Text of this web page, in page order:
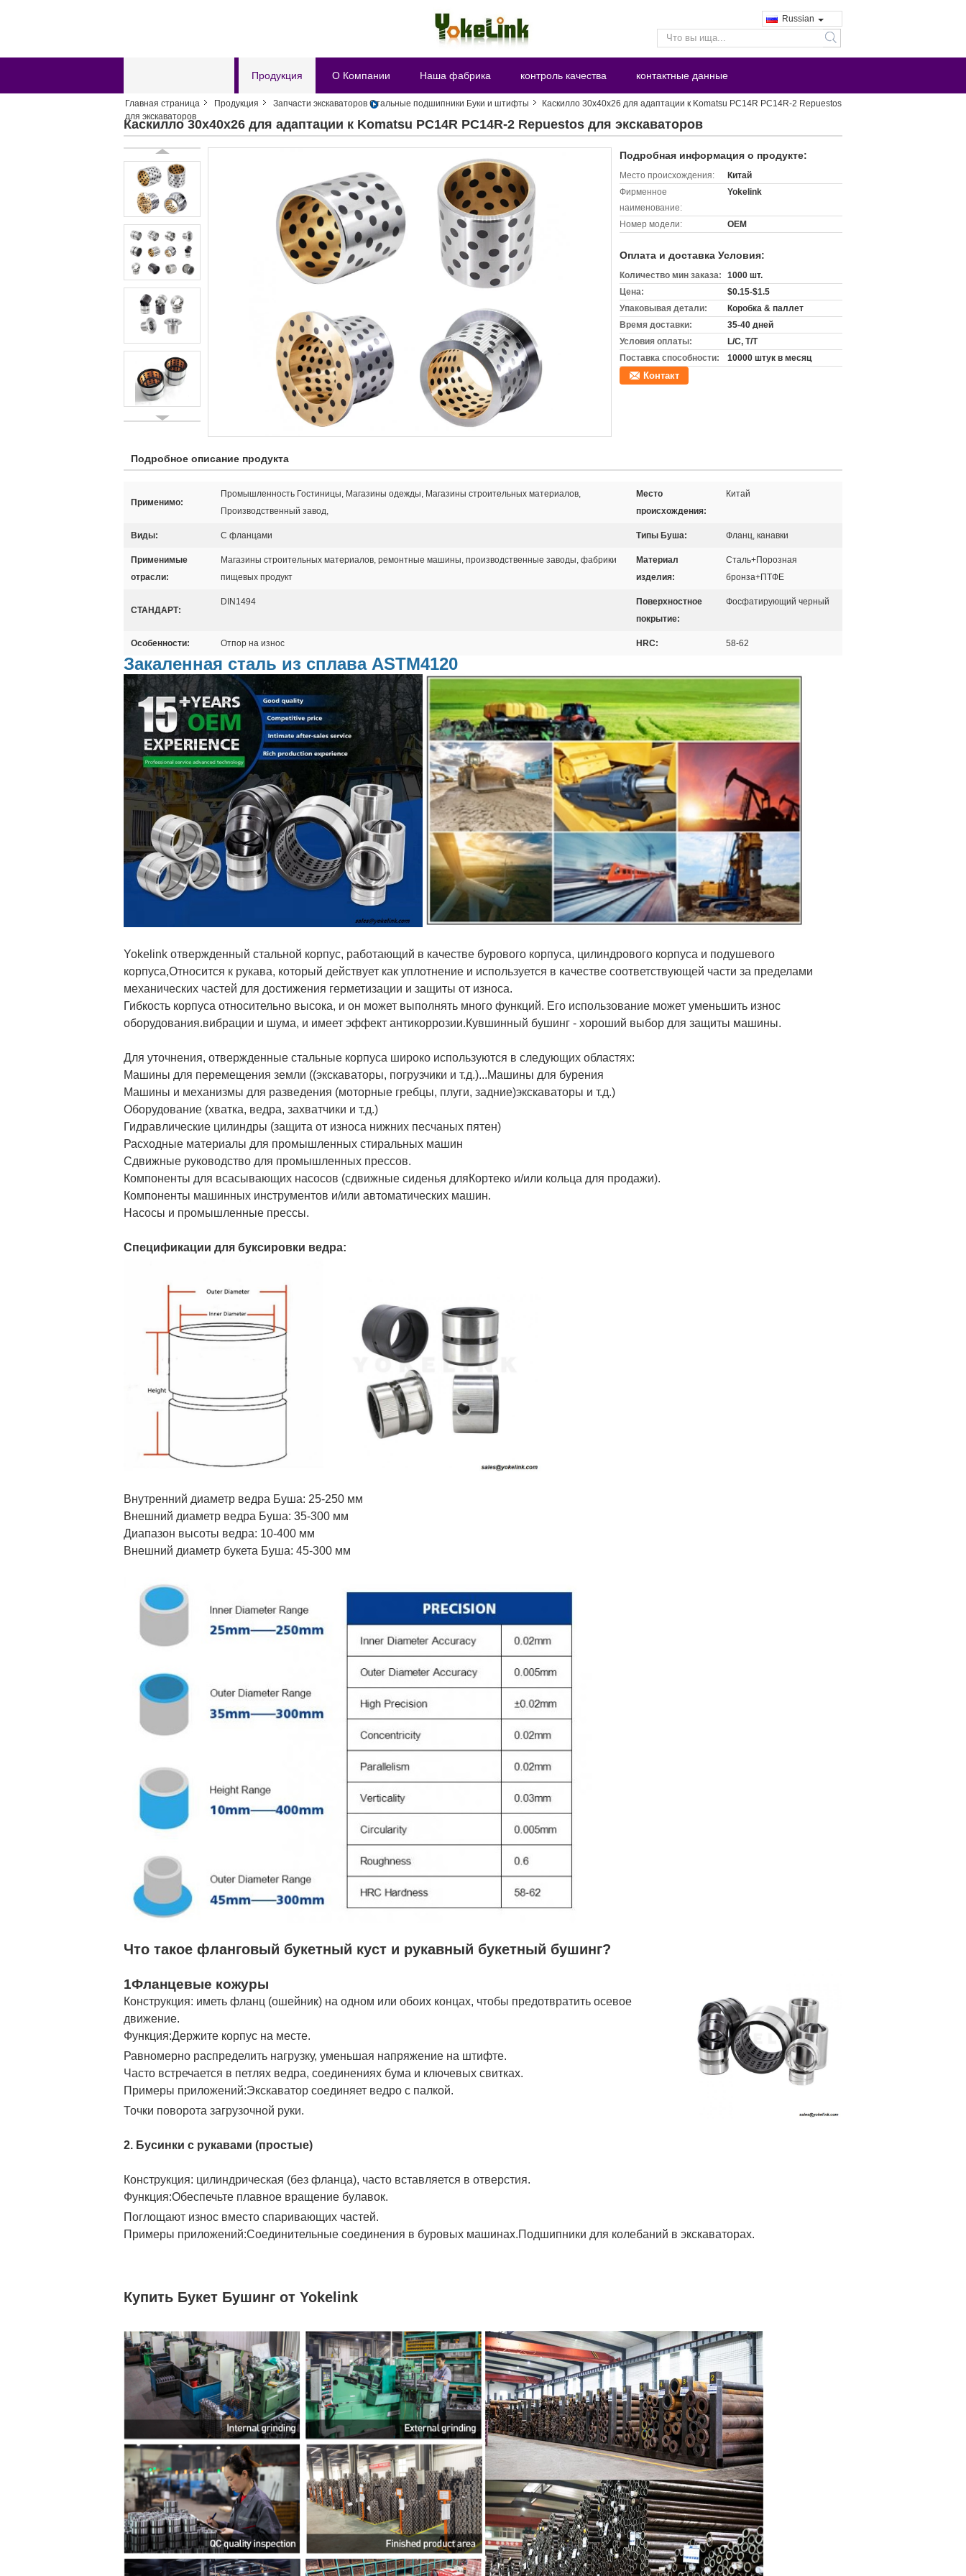
Russian
search
Продукция О Компании Наша фабрика контроль качества контактные данные
Отправить запрос
Главная страница Продукция Запчасти экскаваторов Стальные подшипники Буки и штифты
Каскилло 30х40х26 для адаптации к Komatsu PC14R PC14R-2 Repuestos
для экскаваторов
Каскилло 30х40х26 для адаптации к Komatsu PC14R PC14R-2 Repuestos для экскаваторов
Подробная информация о продукте:
Место происхождения:
Китай
Фирменное
наименование:
Yokelink
Номер модели: OEM
Оплата и доставка Условия:
Количество мин заказа:
1000 шт.
Цена:
$0.15-$1.5
Упаковывая детали:
Коробка & паллет
Время доставки:
35-40 дней
Условия оплаты:
L/C, T/T
Поставка способности:
10000 штук в месяц
Контакт
Подробное описание продукта
Применимо:
Промышленность Гостиницы, Магазины одежды, Магазины строительных материалов,
Производственный завод,
Место
происхождения:
Китай
Виды: С фланцами Типы Буша: Фланц, канавки
Применимые
отрасли:
Магазины строительных материалов, ремонтные машины, производственные заводы, фабрики
пищевых продукт
Материал
изделия:
Сталь+Порозная
бронза+ПТФЕ
СТАНДАРТ:
DIN1494
Поверхностное
покрытие:
Фосфатирующий черный
Особенности: Отпор на износ HRC: 58-62
Закаленная сталь из сплава ASTM4120
Yokelink отвержденный стальной корпус, работающий в качестве бурового корпуса, цилиндрового корпуса и подушевого
корпуса,Относится к рукава, который действует как уплотнение и используется в качестве соответствующей части за пределами
механических частей для достижения герметизации и защиты от износа.
Гибкость корпуса относительно высока, и он может выполнять много функций. Его использование может уменьшить износ
оборудования.вибрации и шума, и имеет эффект антикоррозии.Кувшинный бушинг - хороший выбор для защиты машины.
Для уточнения, отвержденные стальные корпуса широко используются в следующих областях:
Машины для перемещения земли ((экскаваторы, погрузчики и т.д.)...Машины для бурения
Машины и механизмы для разведения (моторные гребцы, плуги, задние)экскаваторы и т.д.)
Оборудование (хватка, ведра, захватчики и т.д.)
Гидравлические цилиндры (защита от износа нижних песчаных пятен)
Расходные материалы для промышленных стиральных машин
Сдвижные руководство для промышленных прессов.
Компоненты для всасывающих насосов (сдвижные сиденья дляКортеко и/или кольца для продажи).
Компоненты машинных инструментов и/или автоматических машин.
Насосы и промышленные прессы.
Спецификации для буксировки ведра:
Внутренний диаметр ведра Буша: 25-250 мм
Внешний диаметр ведра Буша: 35-300 мм
Диапазон высоты ведра: 10-400 мм
Внешний диаметр букета Буша: 45-300 мм
Что такое фланговый букетный куст и рукавный букетный бушинг?
1Фланцевые кожуры
Конструкция: иметь фланц (ошейник) на одном или обоих концах, чтобы предотвратить осевое
движение.
Функция:Держите корпус на месте.
Равномерно распределить нагрузку, уменьшая напряжение на штифте.
Часто встречается в петлях ведра, соединениях бума и ключевых свитках.
Примеры приложений:Экскаватор соединяет ведро с палкой.
Точки поворота загрузочной руки.
2. Бусинки с рукавами (простые)
Конструкция: цилиндрическая (без фланца), часто вставляется в отверстия.
Функция:Обеспечьте плавное вращение булавок.
Поглощают износ вместо спаривающих частей.
Примеры приложений:Соединительные соединения в буровых машинах.Подшипники для колебаний в экскаваторах.
Купить Букет Бушинг от Yokelink